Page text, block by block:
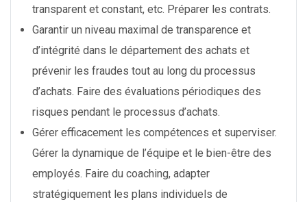
transparent et constant, etc. Préparer les contrats.
Garantir un niveau maximal de transparence et
d’intégrité dans le département des achats et
prévenir les fraudes tout au long du processus
d’achats. Faire des évaluations périodiques des
risques pendant le processus d’achats.
Gérer efficacement les compétences et superviser.
Gérer la dynamique de l’équipe et le bien-être des
employés. Faire du coaching, adapter
stratégiquement les plans individuels de